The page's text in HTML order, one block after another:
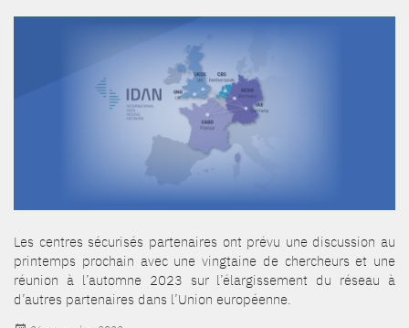
Les centres sécurisés partenaires ont prévu une discussion au
printemps prochain avec une vingtaine de chercheurs et une
réunion à l’automne 2023 sur l’élargissement du réseau à
d’autres partenaires dans l’Union européenne.